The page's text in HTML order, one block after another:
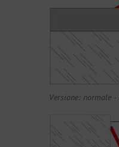
Versione: normale -